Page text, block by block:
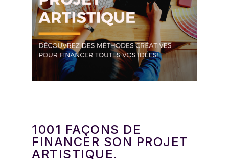
1001 FAÇONS DE
FINANCER SON PROJET
ARTISTIQUE.